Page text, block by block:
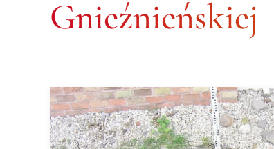
Gnieźnieńskiej